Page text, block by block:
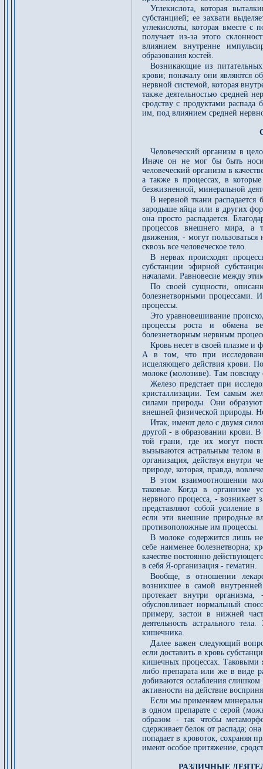
Углекислота, которая
субстанцией; ее захвати
углекислоты, которая вместе с
получает из-за этого
влиянием внутренне
образования костей.
Возникающие из
крови; поначалу они являются
нервной системой, которая
также деятельностью средней
сродству с продуктами
им, под влиянием средней
Человеческий организм в
Иначе он не мог бы быть
человеческий организм в
а также в процессах, в
безжизненной, минеральной
В нервной ткани распадается
зародыше яйца или в других
она просто распадается.
процессов внешнего мира, а
движения, - могут
сквозь все человеческое тело.
В нервах происходят
субстанции эфирной
началами. Равновесие между
По своей сущности,
болезнетворными процессами.
процессы.
Это уравновешивание
процессы роста и обмена
болезнетворным нервным
Кровь несет в своей плазме и
А в том, что при
исцеляющего действия крови.
молоке (молозиве). Там повсюду
Железо предстает при
кристаллизации. Тем самым
силами природы. Они
внешней физической природы.
Итак, имеют дело с двумя
другой - в образовании крови. В
той грани, где их могут
вызываются астральным телом
организация, действуя внутри
природе, которая, правда,
В этом взаимоотношении
таковые. Когда в организме
нервного процесса, - возникает
представляют собой усиление
если эти внешние природные
противоположные им процессы.
В молоке содержится лишь
себе наименее болезнетворна;
качестве постоянно
в себя Я-организация - гематин.
Вообще, в отношении
возникшее в самой
протекает внутри
обусловливает нормальный
примеру, застои в нижней
деятельность астрального
кишечника.
Далее важен следующий
если доставить в кровь
кишечных процессах. Таковыми
либо препарата или же в виде
добиваются ослабления
активности на действие
Если мы применяем
в одном препарате с серой
образом - так чтобы
сдерживает белок от распада;
попадает в кровоток, сохраняя
имеют особое притяжение,
РАЗЛИЧНЫЕ